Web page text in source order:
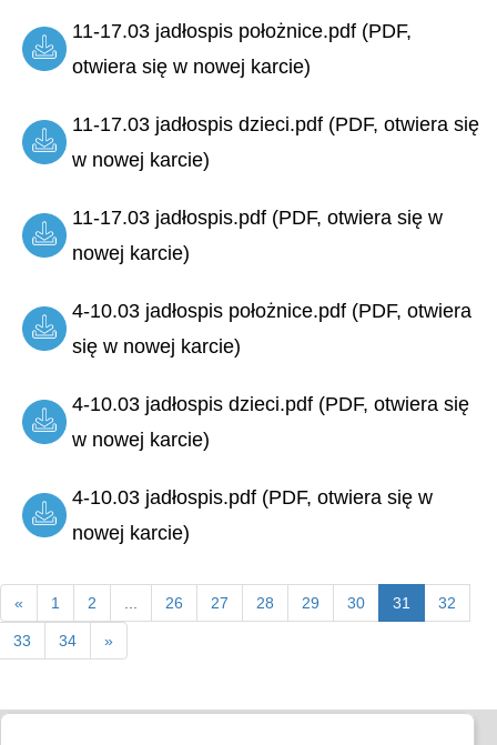
11-17.03 jadłospis położnice.pdf (PDF,
otwiera się w nowej karcie)
11-17.03 jadłospis dzieci.pdf (PDF, otwiera się
w nowej karcie)
11-17.03 jadłospis.pdf (PDF, otwiera się w
nowej karcie)
4-10.03 jadłospis położnice.pdf (PDF, otwiera
się w nowej karcie)
4-10.03 jadłospis dzieci.pdf (PDF, otwiera się
w nowej karcie)
4-10.03 jadłospis.pdf (PDF, otwiera się w
nowej karcie)
« 1 2 26 27 28 29 30 31 32
33 34 »